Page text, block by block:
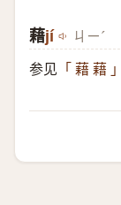
藉jí ㄐㄧˊ
参见 「 藉 藉 」